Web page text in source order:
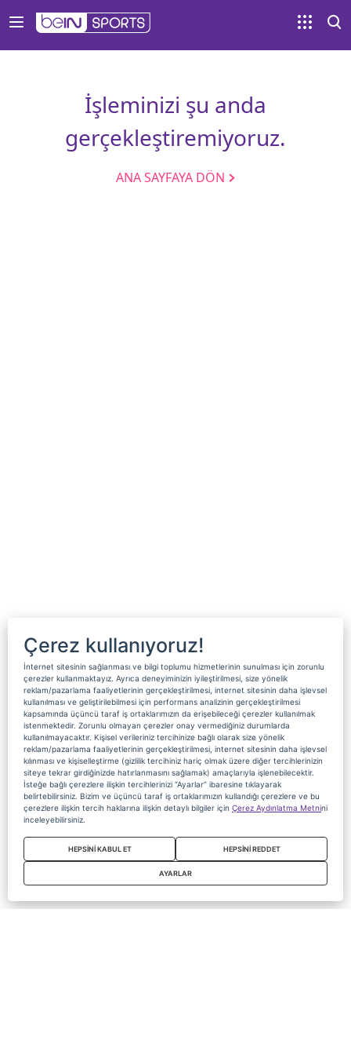
İşleminizi şu anda
gerçekleştiremiyoruz.
ANA SAYFAYA DÖN
Çerez kullanıyoruz!
İnternet sitesinin sağlanması ve bilgi toplumu hizmetlerinin sunulması için zorunlu
çerezler kullanmaktayız. Ayrıca deneyiminizin iyileştirilmesi, size yönelik
reklam/pazarlama faaliyetlerinin gerçekleştirilmesi, internet sitesinin daha işlevsel
kullanılması ve geliştirilebilmesi için performans analizinin gerçekleştirilmesi
kapsamında üçüncü taraf iş ortaklarımızın da erişebileceği çerezler kullanılmak
istenmektedir. Zorunlu olmayan çerezler onay vermediğiniz durumlarda
kullanılmayacaktır. Kişisel verileriniz tercihinize bağlı olarak size yönelik
reklam/pazarlama faaliyetlerinin gerçekleştirilmesi, internet sitesinin daha işlevsel
kılınması ve kişiselleştirme (gizlilik tercihiniz hariç olmak üzere diğer tercihlerinizin
siteye tekrar girdiğinizde hatırlanmasını sağlamak) amaçlarıyla işlenebilecektir.
İsteğe bağlı çerezlere ilişkin tercihlerinizi “Ayarlar” ibaresine tıklayarak
belirtebilirsiniz. Bizim ve üçüncü taraf iş ortaklarımızın kullandığı çerezlere ve bu
çerezlere ilişkin tercih haklarına ilişkin detaylı bilgiler için Çerez Aydınlatma Metnini
inceleyebilirsiniz.
HEPSİNİ KABUL ET HEPSİNİ REDDET
AYARLAR